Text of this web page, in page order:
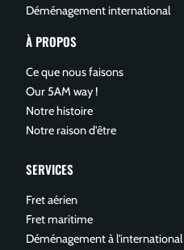
Déménagement international
À PROPOS
Ce que nous faisons
Our 5AM way !
Notre histoire
Notre raison d'être
SERVICES
Fret aérien
Fret maritime
Déménagement à l'international